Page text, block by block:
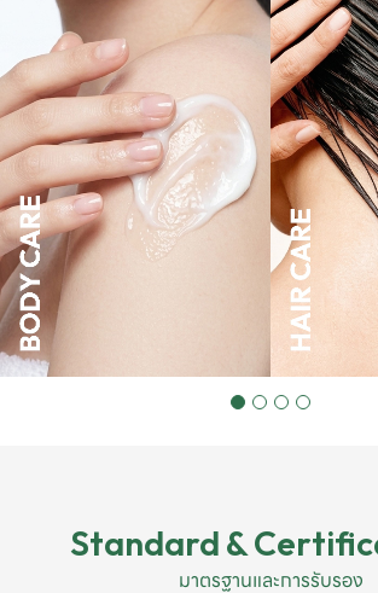
Standard &
มาตรฐานและการรับรอง